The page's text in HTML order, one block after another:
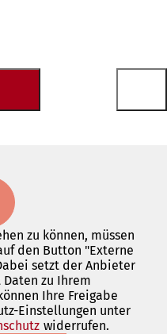
zu können, müssen
den Button "Externe
setzt der Anbieter
zu Ihrem
Ihre Freigabe
Einstellungen unter
(Öffnet
widerrufen.